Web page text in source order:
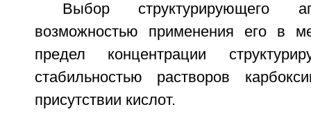
Выбор структурирующего
возможностью применения его в
предел концентрации
стабильностью растворов
присутствии кислот.